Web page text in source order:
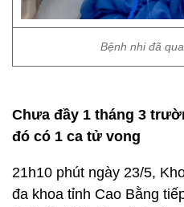
Bệnh nhi đã
Chưa đầy 1 tháng 3
đó có 1 ca tử vong
21h10 phút ngày 23/5,
đa khoa tỉnh Cao Bằng